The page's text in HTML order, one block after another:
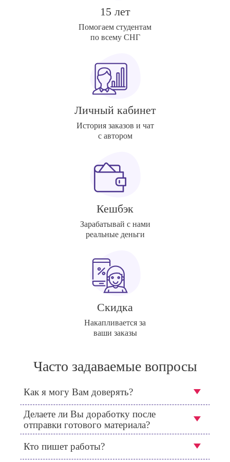
15 лет
Помогаем студентам
по всему СНГ
Личный кабинет
История заказов и чат
с автором
Кешбэк
Зарабатывай с нами
реальные деньги
Скидка
Накапливается за
ваши заказы
Часто задаваемые вопросы
Как я могу Вам доверять?
Делаете ли Вы доработку после
отправки готового материала?
Кто пишет работы?